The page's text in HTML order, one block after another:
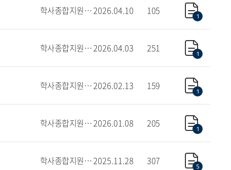
학사종합지원센터 2026.04.10 105 1
학사종합지원센터(서울) 2026.04.03 251 1
학사종합지원센터 2026.02.13 159 1
학사종합지원센터(서울) 2026.01.08 205 1
학사종합지원센터 2025.11.28 307 5